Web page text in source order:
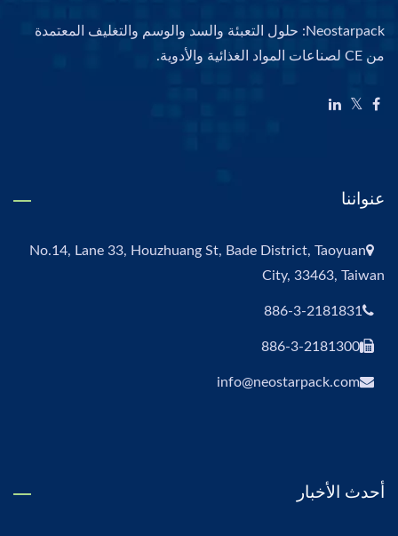
Neostarpack: حلول التعبئة والسد والوسم والتغليف المعتمدة
من CE لصناعات المواد الغذائية والأدوية.
عنواننا
No.14, Lane 33, Houzhuang St, Bade District, Taoyuan
City, 33463, Taiwan
886-3-2181831
886-3-2181300
info@neostarpack.com
أحدث الأخبار